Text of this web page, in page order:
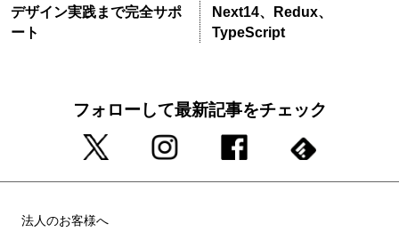
デザイン実践まで完全サポ
ート
Next14、Redux、
TypeScript
フォローして最新記事をチェック
法人のお客様へ